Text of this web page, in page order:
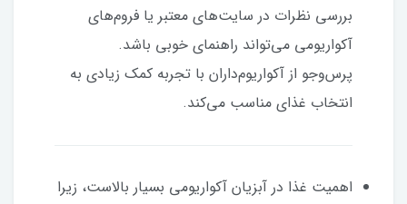
بررسی نظرات در سایت‌های معتبر یا فروم‌های
آکواریومی می‌تواند راهنمای خوبی باشد.
پرس‌وجو از آکواریوم‌داران با تجربه کمک زیادی به
انتخاب غذای مناسب می‌کند.
اهمیت غذا در آبزیان آکواریومی بسیار بالاست، زیرا